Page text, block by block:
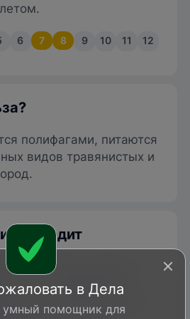
6 7 8 9 10 11 12
полифагами, питаются
видов травянистых и
вредит
растения личинок –
, калина,жимолость
, дрок. Питаются также
в Дела
помощник для